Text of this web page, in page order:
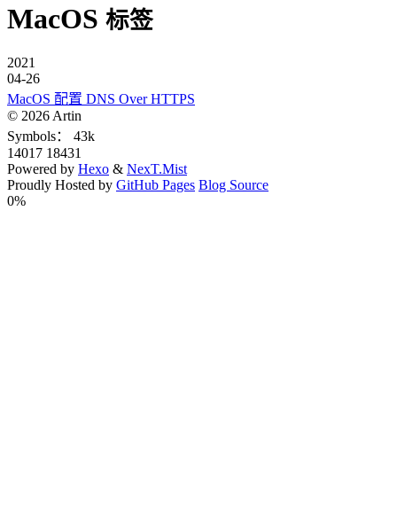
MacOS 标签
2021
04-26
MacOS 配置 DNS Over HTTPS
© 2026 Artin
Symbols：
43k
14017 18431
Powered by Hexo & NexT.Mist
Proudly Hosted by GitHub Pages Blog Source
0%